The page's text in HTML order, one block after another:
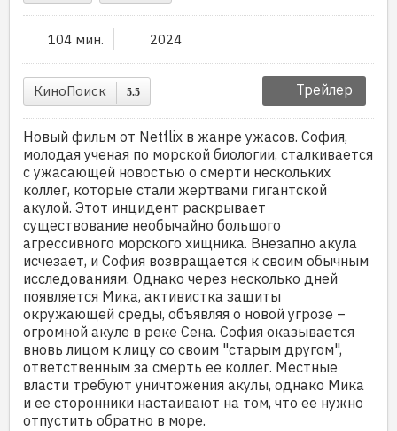
104 мин. 2024
КиноПоиск 5.5 Трейлер
Новый фильм от Netflix в жанре ужасов. София,
молодая ученая по морской биологии, сталкивается
с ужасающей новостью о смерти нескольких
коллег, которые стали жертвами гигантской
акулой. Этот инцидент раскрывает
существование необычайно большого
агрессивного морского хищника. Внезапно акула
исчезает, и София возвращается к своим обычным
исследованиям. Однако через несколько дней
появляется Мика, активистка защиты
окружающей среды, объявляя о новой угрозе –
огромной акуле в реке Сена. София оказывается
вновь лицом к лицу со своим "старым другом",
ответственным за смерть ее коллег. Местные
власти требуют уничтожения акулы, однако Мика
и ее сторонники настаивают на том, что ее нужно
отпустить обратно в море.